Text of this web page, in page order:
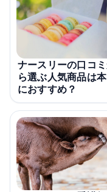
ナースリーの口コ
ら選ぶ人気商品は
におすすめ？